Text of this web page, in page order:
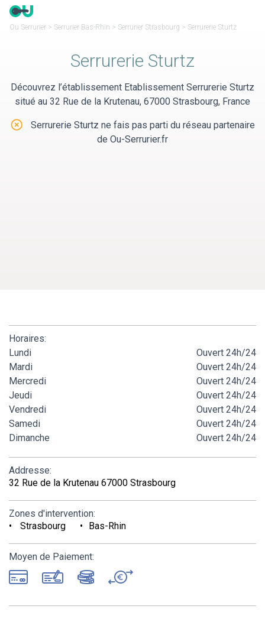
Panneau de gestion des cookies
Ou Serrurier > Serrurier Bas-Rhin > Serrurier Strasbourg > Serrurerie Sturtz
Serrurerie Sturtz
Découvrez l’établissement Etablissement Serrurerie Sturtz
situé au 32 Rue de la Krutenau, 67000 Strasbourg, France
Serrurerie Sturtz ne fais pas parti du réseau partenaire
de Ou-Serrurier.fr
Horaires:
Lundi
Ouvert 24h/24
Mardi
Ouvert 24h/24
Mercredi
Ouvert 24h/24
Jeudi
Ouvert 24h/24
Vendredi
Ouvert 24h/24
Samedi
Ouvert 24h/24
Dimanche
Ouvert 24h/24
Addresse:
32 Rue de la Krutenau 67000 Strasbourg
Zones d'intervention:
Strasbourg
Bas-Rhin
Moyen de Paiement: